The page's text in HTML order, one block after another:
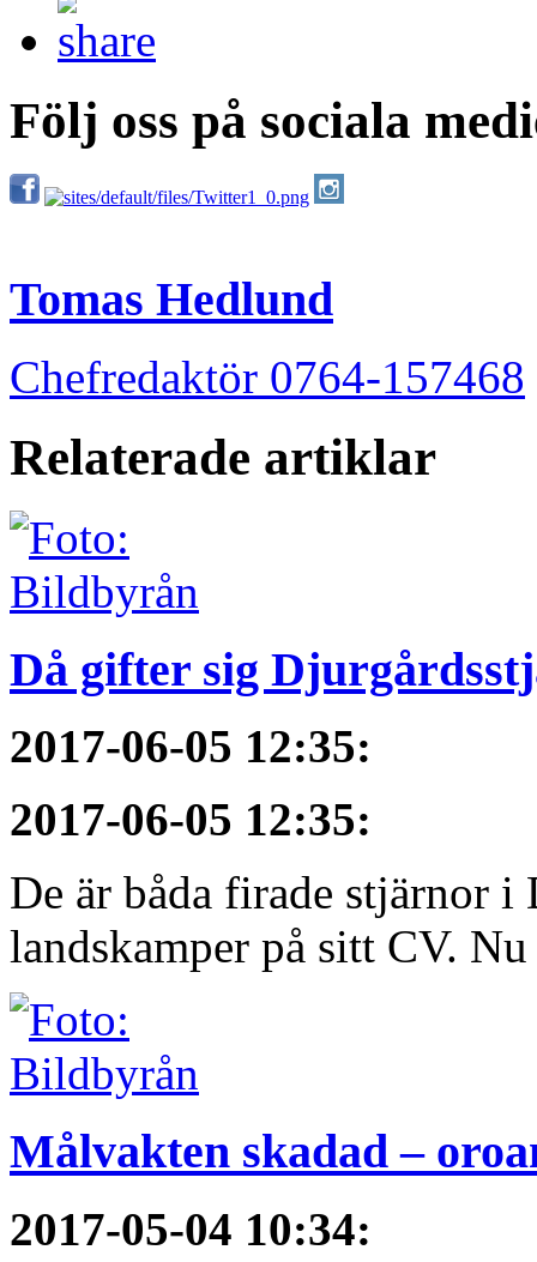
Följ oss på sociala
Tomas Hedlund
Chefredaktör 0764-157468
Relaterade artiklar
Då gifter sig
2017-06-05 12:35:
2017-06-05 12:35:
De är båda firade stjärnor i
landskamper på sitt CV.
Målvakten skadad –
2017-05-04 10:34: